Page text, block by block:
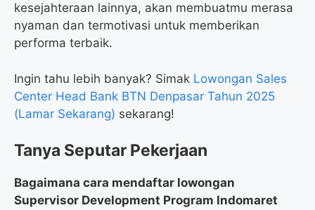
kesejahteraan lainnya, akan membuatmu merasa
nyaman dan termotivasi untuk memberikan
performa terbaik.
Ingin tahu lebih banyak? Simak Lowongan Sales
Center Head Bank BTN Denpasar Tahun 2025
(Lamar Sekarang) sekarang!
Tanya Seputar Pekerjaan
Bagaimana cara mendaftar lowongan
Supervisor Development Program Indomaret